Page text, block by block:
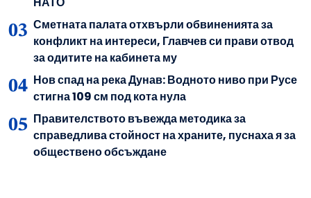
Сметната палата отхвърли обвиненията за
конфликт на интереси, Главчев си прави отвод
за одитите на кабинета му
Нов спад на река Дунав: Водното ниво при Русе
стигна 109 см под кота нула
Правителството въвежда методика за
справедлива стойност на храните, пуснаха я за
обществено обсъждане